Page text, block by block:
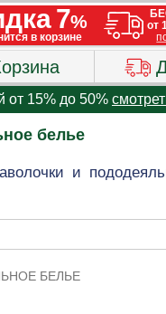
от 15% до 50%
белье
и
БЕЛЬЕ